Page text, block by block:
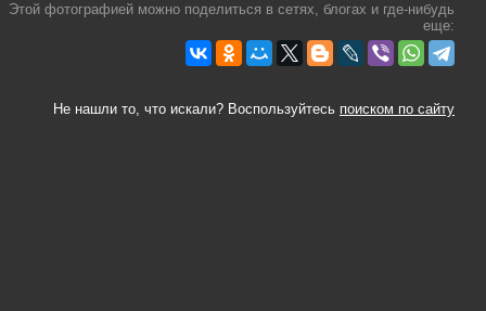
Этой фотографией можно поделиться в сетях, блогах и где-нибудь
еще:
Не нашли то, что искали? Воспользуйтесь поиском по сайту